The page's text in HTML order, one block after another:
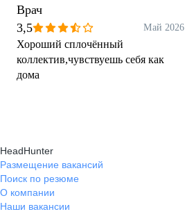
Врач
3,5
Май 2026
Хороший сплочённый
коллектив,чувствуешь себя как
дома
HeadHunter
Размещение вакансий
Поиск по резюме
О компании
Наши вакансии